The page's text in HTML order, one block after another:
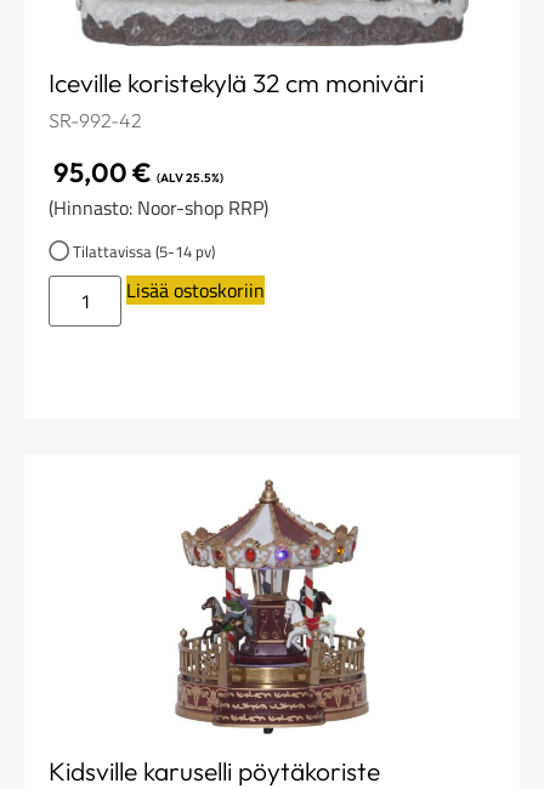
Iceville koristekylä 32 cm moniväri
SR-992-42
95,00€ (ALV 25.5%)
(Hinnasto: Noor-shop RRP)
Tilattavissa (5-14 pv)
Lisää ostoskoriin
Kidsville karuselli pöytäkoriste